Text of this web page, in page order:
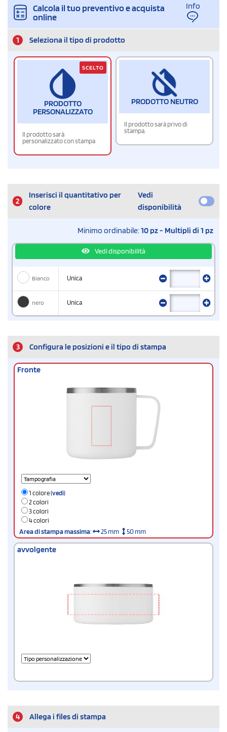
Calcola il tuo preventivo e acquista
online
Info
1 Seleziona il tipo di prodotto
PRODOTTO
PERSONALIZZATO
Il prodotto sarà
personalizzato con stampa
SCELTO
PRODOTTO NEUTRO
Il prodotto sarà privo di
stampa.
2
Inserisci il quantitativo per
colore
Vedi
disponibilità
Minimo ordinabile:10 pz - Multipli di 1 pz
Vedi disponibilità
Bianco Unica
nero Unica
3 Configura le posizioni e il tipo di stampa
Fronte
1 colore(vedi)
2 colori
3 colori
4 colori
Area di stampa massima: 25 mm 50 mm
avvolgente
4 Allega i files di stampa